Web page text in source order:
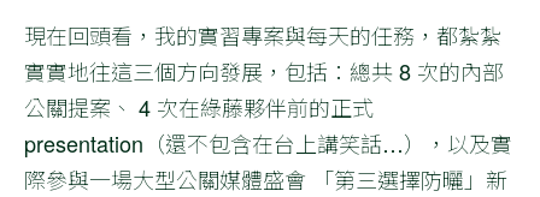
現在回頭看，我的實習專案與每天的任務，都紮紮
實實地往這三個方向發展，包括：總共 8 次的內部
公關提案、 4 次在綠藤夥伴前的正式
presentation（還不包含在台上講笑話…），以及實
際參與一場大型公關媒體盛會 「第三選擇防曬」新